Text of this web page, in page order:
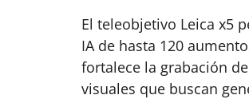
El teleobjetivo Leica x5
IA de hasta 120
fortalece la grabación
visuales que buscan